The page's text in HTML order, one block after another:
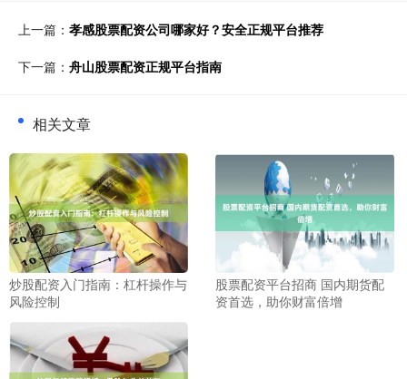
上一篇： 孝感股票配资公司哪家好？安全正规平台推荐
下一篇： 舟山股票配资正规平台指南
相关文章
炒股配资入门指南：杠杆操作与
风险控制
股票配资平台招商 国内期货配
资首选，助你财富倍增